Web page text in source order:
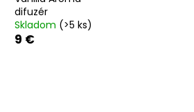
difuzér
Skladom (>5 ks)
9 €